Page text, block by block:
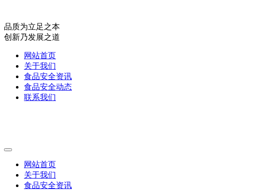
品质为立足之本
创新乃发展之道
网站首页
关于我们
食品安全资讯
食品安全动态
联系我们
网站首页
关于我们
食品安全资讯